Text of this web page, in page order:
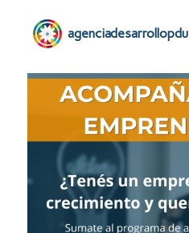
agenciadesarrollopdu